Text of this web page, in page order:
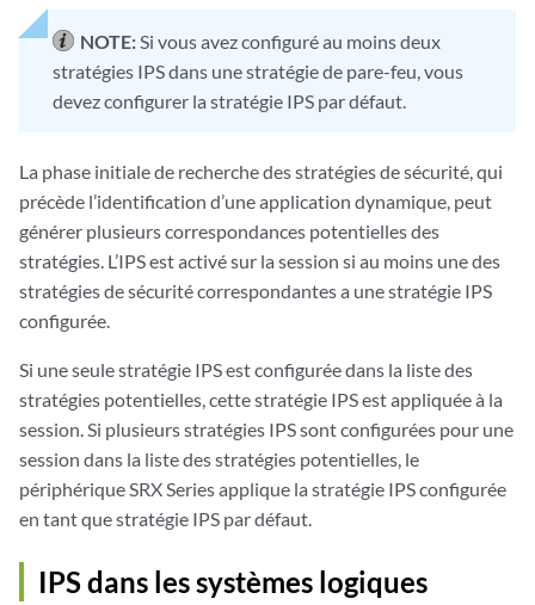
NOTE:Si vous avez configuré au moins deux
stratégies IPS dans une stratégie de pare-feu, vous
devez configurer la stratégie IPS par défaut.
La phase initiale de recherche des stratégies de sécurité, qui
précède l’identification d’une application dynamique, peut
générer plusieurs correspondances potentielles des
stratégies. L’IPS est activé sur la session si au moins une des
stratégies de sécurité correspondantes a une stratégie IPS
configurée.
Si une seule stratégie IPS est configurée dans la liste des
stratégies potentielles, cette stratégie IPS est appliquée à la
session. Si plusieurs stratégies IPS sont configurées pour une
session dans la liste des stratégies potentielles, le
périphérique SRX Series applique la stratégie IPS configurée
en tant que stratégie IPS par défaut.
IPS dans les systèmes logiques